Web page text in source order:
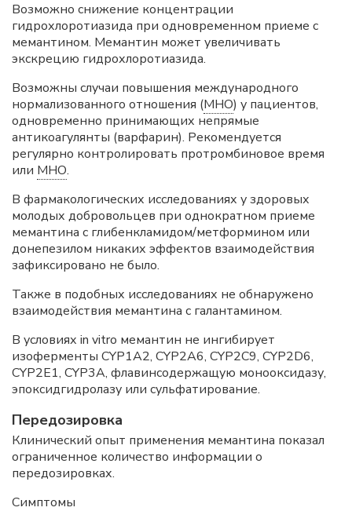
Возможно снижение концентрации
гидрохлоротиазида при одновременном приеме с
мемантином. Мемантин может увеличивать
экскрецию гидрохлоротиазида.
Возможны случаи повышения международного
нормализованного отношения (МНО) у пациентов,
одновременно принимающих непрямые
антикоагулянты (варфарин). Рекомендуется
регулярно контролировать протромбиновое время
или МНО.
В фармакологических исследованиях у здоровых
молодых добровольцев при однократном приеме
мемантина с глибенкламидом/метформином или
донепезилом никаких эффектов взаимодействия
зафиксировано не было.
Также в подобных исследованиях не обнаружено
взаимодействия мемантина с галантамином.
В условиях in vitro мемантин не ингибирует
изоферменты CYP1A2, CYP2A6, CYP2C9, CYP2D6,
CYP2E1, CYP3A, флавинсодержащую монооксидазу,
эпоксидгидролазу или сульфатирование.
Передозировка
Клинический опыт применения мемантина показал
ограниченное количество информации о
передозировках.
Симптомы